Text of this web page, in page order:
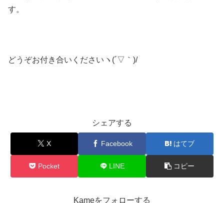
す。
どうぞお付き合いくださいヽ(´▽｀)/
シェアする
X Facebook はてブ
Pocket LINE コピー
Kameをフォローする